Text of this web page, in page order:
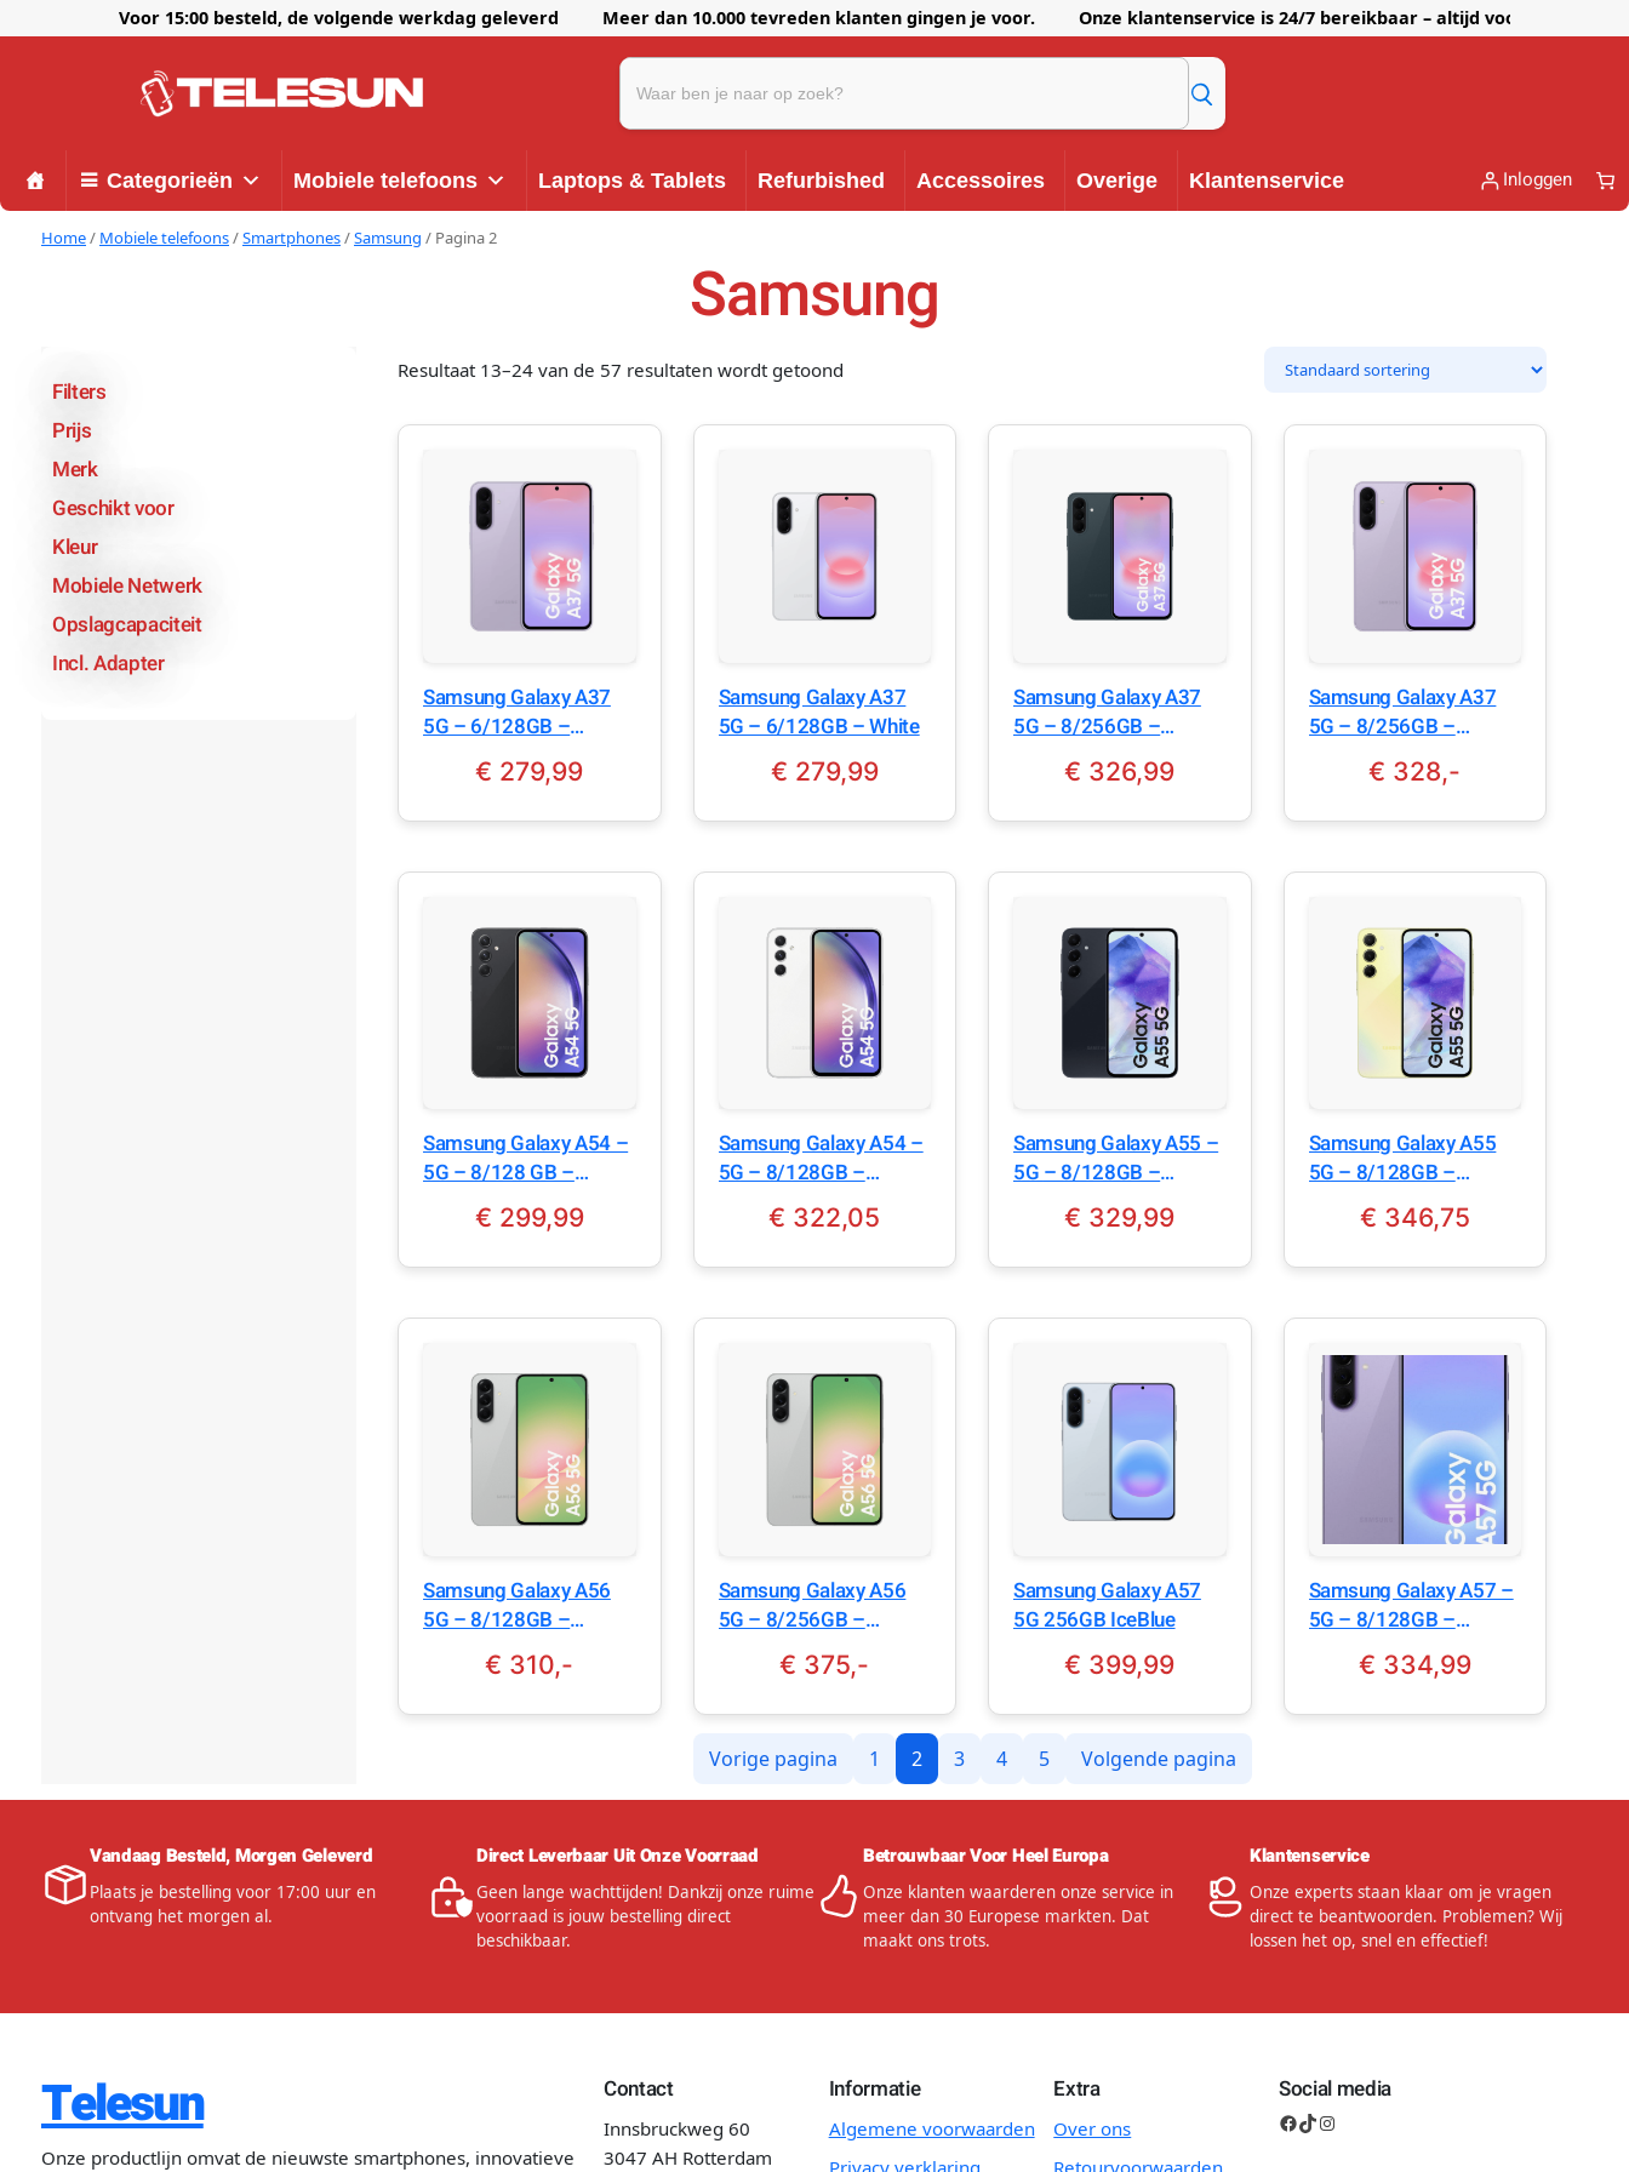
Voor 15:00 besteld, de volgende werkdag geleverd Meer dan 10.000 tevreden klanten gingen je voor. Onze klantenservice is 24/7 bereikbaar – altijd voor je klaar!
Categorieën Mobiele telefoons Laptops & Tablets Refurbished Accessoires Overige Klantenservice Inloggen
Home/ Mobiele telefoons/Smartphones/Samsung / Pagina 2
Samsung
Resultaat 13–24 van de 57 resultaten wordt getoond
Samsung Galaxy A37
5G – 6/128GB –
Lavender
€ 279,99
Samsung Galaxy A37
5G – 6/128GB – White
€ 279,99
Samsung Galaxy A37
5G – 8/256GB –
Awesome Graygreen
€ 326,99
Samsung Galaxy A37
5G – 8/256GB –
Awesome Lavender
€ 328,-
Samsung Galaxy A54 –
5G – 8/128 GB –
Awesome Graphite
€ 299,99
Samsung Galaxy A54 –
5G – 8/128GB –
Awesome White
€ 322,05
Samsung Galaxy A55 –
5G – 8/128GB –
Awesome Navy
€ 329,99
Samsung Galaxy A55
5G – 8/128GB –
Awesome Lemon
€ 346,75
Samsung Galaxy A56
5G – 8/128GB –
LIGHTGRAY
€ 310,-
Samsung Galaxy A56
5G – 8/256GB –
Awesome Lightgray
€ 375,-
Samsung Galaxy A57
5G 256GB IceBlue
€ 399,99
Samsung Galaxy A57 –
5G – 8/128GB –
Awesome Lilac
€ 334,99
Vorige pagina 1 2 3 4 5 Volgende pagina
Filters
Prijs
Merk
Geschikt voor
Kleur
Mobiele Netwerk
Opslagcapaciteit
Incl. Adapter
Vandaag Besteld, Morgen Geleverd
Plaats je bestelling voor 17:00 uur en
ontvang het morgen al.
Direct Leverbaar Uit Onze Voorraad
Geen lange wachttijden! Dankzij onze ruime
voorraad is jouw bestelling direct
beschikbaar.
Betrouwbaar Voor Heel Europa
Onze klanten waarderen onze service in
meer dan 30 Europese markten. Dat
maakt ons trots.
Klantenservice
Onze experts staan klaar om je vragen
direct te beantwoorden. Problemen? Wij
lossen het op, snel en effectief!
Telesun
Onze productlijn omvat de nieuwste smartphones, innovatieve
Contact
Innsbruckweg 60
3047 AH Rotterdam
Informatie
Algemene voorwaarden
Privacy verklaring
Extra
Over ons
Retourvoorwaarden
Social media
Facebook TikTok Instagram